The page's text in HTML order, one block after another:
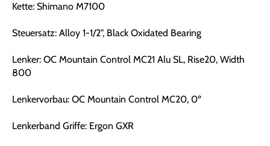
Kette: Shimano M7100
Steuersatz: Alloy 1-1/2", Black Oxidated Bearing
Lenker: OC Mountain Control MC21 Alu SL, Rise20, Width
800
Lenkervorbau: OC Mountain Control MC20, 0º
Lenkerband Griffe: Ergon GXR